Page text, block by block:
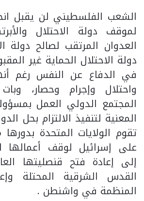
الشعب الفلسطيني لن يقبل
لموقف دولة الاحتلال
العدوان المرتقب لصالح دولة
دولة الاحتلال الحماية غير
في الدفاع عن النفس رغم
واحتلال وإجرام وحصار،
المجتمع الدولي العمل
المعنية لتنفيذ الالتزام بحل
تقوم الولايات المتحدة
على إسرائيل لوقف أعمالها
إلى إعادة فتح قنصليتها
القدس الشرقية المحتلة
المنظمة في واشنطن .